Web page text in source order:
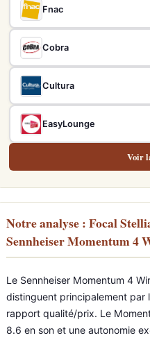
Fnac
Cobra
Cultura
EasyLounge
Voir
Notre analyse : Focal
Sennheiser Momentum 4
Le Sennheiser Momentum 4
distinguent principalement par
rapport qualité/prix. Le
8.6 en son et une autonomie